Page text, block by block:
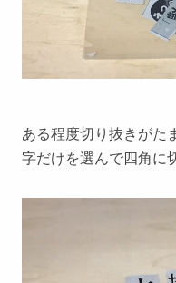
ある程度切り抜きがた
字だけを選んで四角に